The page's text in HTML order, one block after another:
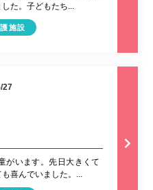
た。子どもたち...
施設
27
がいます。先日大きくて
喜んでいました。...